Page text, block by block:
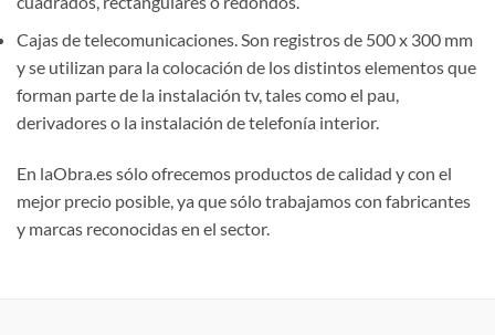
Cajas de telecomunicaciones. Son registros de 500 x 300 mm
y se utilizan para la colocación de los distintos elementos que
forman parte de la instalación tv, tales como el pau,
derivadores o la instalación de telefonía interior.
En laObra.es sólo ofrecemos productos de calidad y con el
mejor precio posible, ya que sólo trabajamos con fabricantes
y marcas reconocidas en el sector.